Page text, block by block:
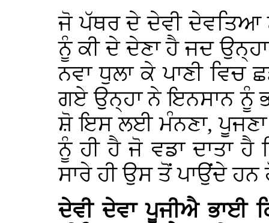
ਜੋ ਪੱਥਰ ਦੇ ਦੇਵੀ ਦੇਵਤਿਆ
ਨੂੰ ਕੀ ਦੇ ਦੇਣਾ ਹੈ ਜਦ
ਨਵਾ ਧੁਲਾ ਕੇ ਪਾਣੀ ਵਿਚ
ਗਏ ਉਨ੍ਹਾ ਨੇ ਇਨਸਾਨ ਨੂੰ
ਸ਼ੋ ਇਸ ਲਈ ਮੰਨਣਾ, ਪੂਜਣਾ
ਨੂੰ ਹੀ ਹੈ ਜੋ ਵਡਾ ਦਾਤਾ
ਸਾਰੇ ਹੀ ਉਸ ਤੋਂ ਪਾਉਂਦੇ ਹਨ
ਦੇਵੀ ਦੇਵਾ ਪੂਜੀਐ ਭਾਈ